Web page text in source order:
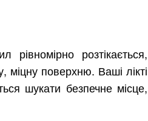
розтікається,
міцну поверхню. Ваші лікті
шукати безпечне місце,